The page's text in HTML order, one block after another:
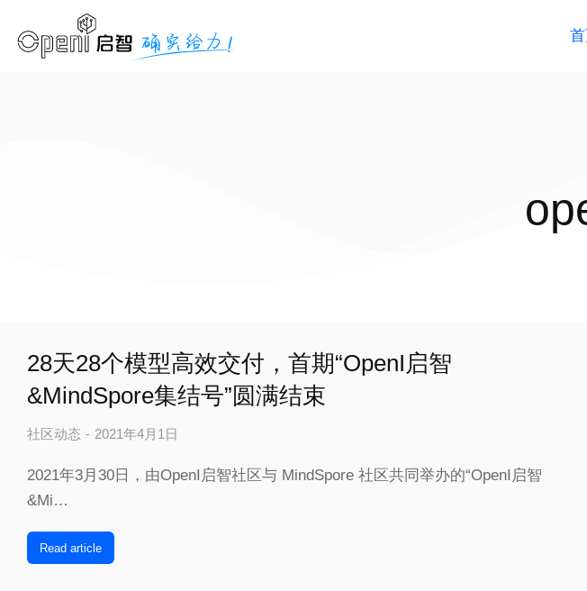
28天28个模型高效交付，首期“OpenI启智
&MindSpore集结号”圆满结束
社区动态 2021年4月1日
2021年3月30日，由OpenI启智社区与 MindSpore 社区共同举办的“OpenI启智
&Mi…
Read article